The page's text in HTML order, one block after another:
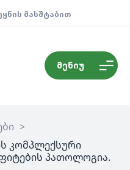
მასშტაბით
მენიუ
>
კომპლექსური
პათოლოგია.